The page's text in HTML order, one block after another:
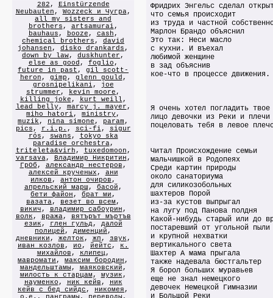
282 , Einstürzende
Neubauten , Wozzeck и Чугра,
all my sisters and
brothers , artsamurai ,
bauhaus , booze , cash ,
chemical brothers , david
johansen , disko drankards ,
down by law, duskhunter ,
else as good , foglio ,
future in past , gil scott-
heron , gimp , glenn gould ,
grosnipelikani ,
joe
strummer , kevin moore ,
killing joke , kurt weill ,
lead belly , marcy j. mayer ,
miho hatori , ministry ,
muzik , nina simone , param ,
pics , r.i.p. , sci-fi ,
sigur
rós , swans ,
tokyo ska
paradise orchestra,
triteleta&virh , tuxedomoon ,
varsava, Владимир Никритин ,
ГрОб , александр нестеров ,
алексей крученых , ани
илков , антон очиров ,
апрельский марш , басой ,
бети файон , брат ми ,
вазата, везет во всем ,
викич , владимир сабоурин ,
волк , вража,
вятърът мъртъв
език , глен гульд, далой
полицей , дименций ,
дневники , желток , жп , звук ,
иван козлов , ио , йейтс , к.
михайлов , клипец,
мавромати , максим бородин ,
мандельштамы , маяковский ,
милость к старцам , музик ,
науменко , ник кейв ,
ник
кейв с бед сийдс , никомея ,
Фридрих Энгельс сделал
что семья происходит
из труда и частной
Марлон Брандо объяснил
Это так: Неси масло
с кухни. И въехал
любимой женщине
в зад объяснив
кое-что в процессе движения.
Я очень хотел погладить твое
лицо девочки из Реки и плечи
поцеловать тебя в левое
Читал Происхождение семьи
мальчишкой в Родопеях
Среди картин природы
около санаториума
для силикозобольных
шахтеров Порой
из-за кустов выпрыгал
на лугу под Панова полдня
Какой-нибудь старый или до
постаревший от угольной пыли
и крупной нехватки
вертикального света
Шахтер А мама прыгала
также надевала бюстгальтер
Я борол больших муравьев
еще не знал немецкого
девочек Немецкой Гимназии
и Большой Реки